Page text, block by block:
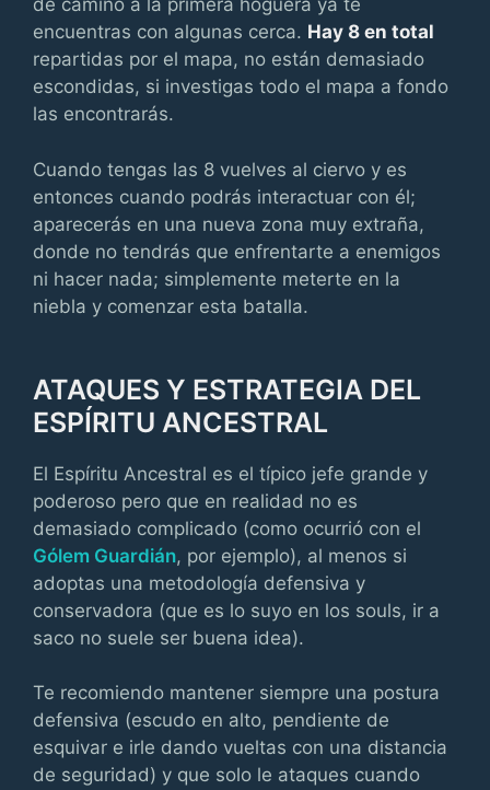
de camino a la primera hoguera ya te
encuentras con algunas cerca. Hay 8 en total
repartidas por el mapa, no están demasiado
escondidas, si investigas todo el mapa a fondo
las encontrarás.
Cuando tengas las 8 vuelves al ciervo y es
entonces cuando podrás interactuar con él;
aparecerás en una nueva zona muy extraña,
donde no tendrás que enfrentarte a enemigos
ni hacer nada; simplemente meterte en la
niebla y comenzar esta batalla.
ATAQUES Y ESTRATEGIA DEL
ESPÍRITU ANCESTRAL
El Espíritu Ancestral es el típico jefe grande y
poderoso pero que en realidad no es
demasiado complicado (como ocurrió con el
Gólem Guardián, por ejemplo), al menos si
adoptas una metodología defensiva y
conservadora (que es lo suyo en los souls, ir a
saco no suele ser buena idea).
Te recomiendo mantener siempre una postura
defensiva (escudo en alto, pendiente de
esquivar e irle dando vueltas con una distancia
de seguridad) y que solo le ataques cuando